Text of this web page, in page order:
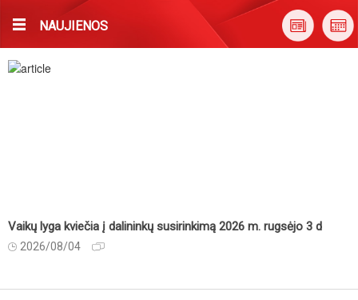
NAUJIENOS
Vaikų lyga kviečia į dalininkų susirinkimą 2026 m. rugsėjo 3 d
2026/08/04